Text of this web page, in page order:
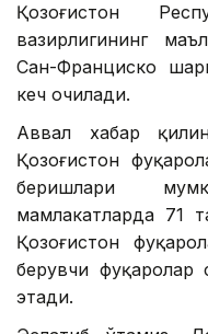
Қозоғистон
вазирлигининг
Сан-Франциско
кеч очилади.
Аввал хабар
Қозоғистон
беришлари
мамлакатларда 71
Қозоғистон
берувчи
этади.